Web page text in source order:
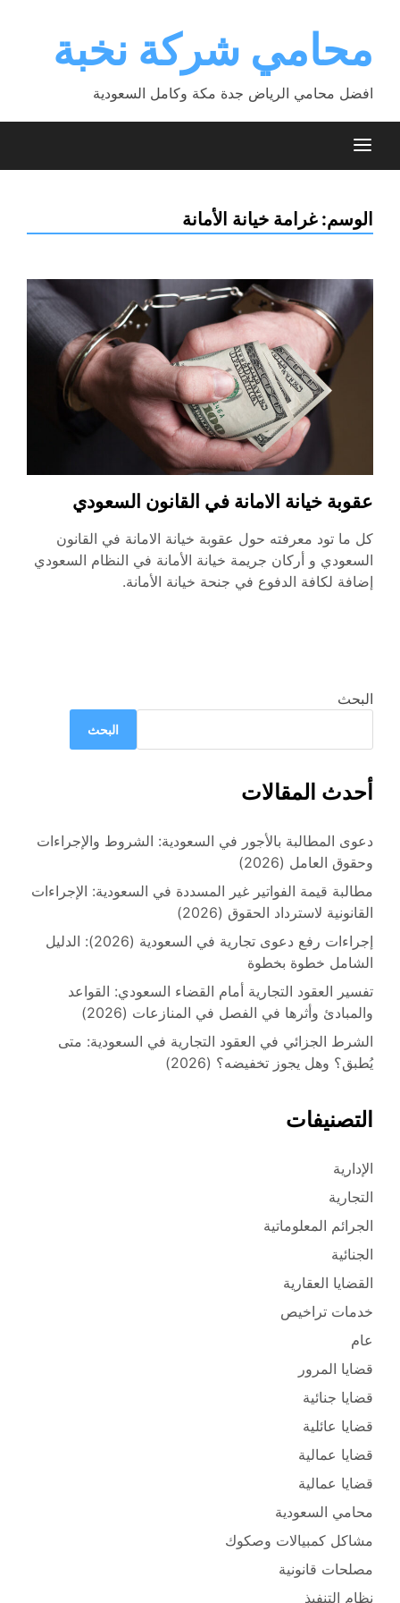
contentمحامي شركة نخبة
افضل محامي الرياض جدة مكة وكامل السعودية
الوسم:غرامة خيانة الأمانة
عقوبة خيانة الامانة في القانون السعودي
كل ما تود معرفته حول عقوبة خيانة الامانة في القانون
السعودي و أركان جريمة خيانة الأمانة في النظام السعودي
إضافة لكافة الدفوع في جنحة خيانة الأمانة.
البحث
البحث
أحدث المقالات
دعوى المطالبة بالأجور في السعودية: الشروط والإجراءات
وحقوق العامل (2026)
مطالبة قيمة الفواتير غير المسددة في السعودية: الإجراءات
القانونية لاسترداد الحقوق (2026)
إجراءات رفع دعوى تجارية في السعودية (2026): الدليل
الشامل خطوة بخطوة
تفسير العقود التجارية أمام القضاء السعودي: القواعد
والمبادئ وأثرها في الفصل في المنازعات (2026)
الشرط الجزائي في العقود التجارية في السعودية: متى
يُطبق؟ وهل يجوز تخفيضه؟ (2026)
التصنيفات
الإدارية
التجارية
الجرائم المعلوماتية
الجنائية
القضايا العقارية
خدمات تراخيص
عام
قضايا المرور
قضايا جنائية
قضايا عائلية
قضايا عمالية
قضايا عمالية
محامي السعودية
مشاكل كمبيالات وصكوك
مصلحات قانونية
نظام التنفيذ